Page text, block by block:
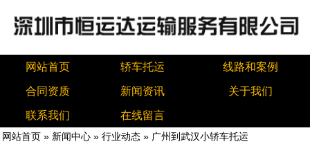
网站首页 轿车托运 线路和案例
合同资质 新闻资讯 关于我们
联系我们 在线留言
网站首页 » 新闻中心 » 行业动态 » 广州到武汉小轿车托运